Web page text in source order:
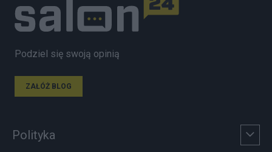
Podziel się swoją opinią
ZAŁÓŻ BLOG
Polityka